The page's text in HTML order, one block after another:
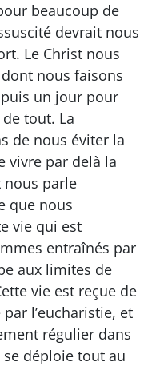
beaucoup de
devrait nous
Le Christ nous
nous faisons
un jour pour
tout. La
de nous éviter la
vivre par delà la
nous parle
que nous
vie qui est
entraînés par
aux limites de
vie est reçue de
l’eucharistie, et
régulier dans
déploie tout au